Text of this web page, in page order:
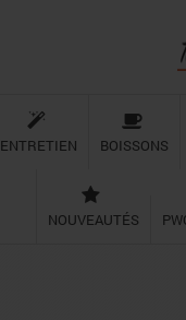
ENTRETIEN BOISSONS
NOUVEAUTÉS